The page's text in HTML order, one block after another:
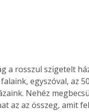
a rosszul szigetelt
egyszóval, az
Nehéz
az az összeg, amit